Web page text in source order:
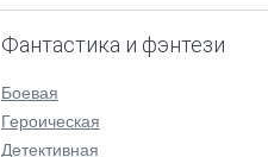
Фантастика и фэнтези
Боевая
Героическая
Детективная